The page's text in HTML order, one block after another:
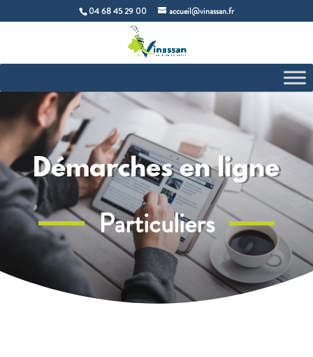
04 68 45 29 00 accueil@vinassan.fr
Démarches en ligne
Particuliers